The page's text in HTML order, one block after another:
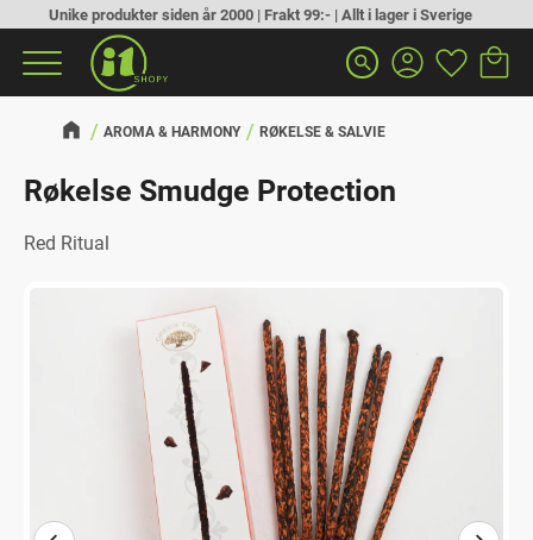
Meny
Unike produkter siden år 2000 | Frakt 99:- | Allt i lager i Sverige
search
AROMA & HARMONY RØKELSE & SALVIE
Røkelse Smudge Protection
Red Ritual